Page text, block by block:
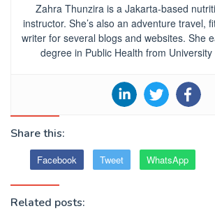
Zahra Thunzira is a Jakarta-based
instructor. She’s also an adventure travel,
writer for several blogs and websites. She
degree in Public Health from
Share this:
Facebook Tweet WhatsApp
Related posts: